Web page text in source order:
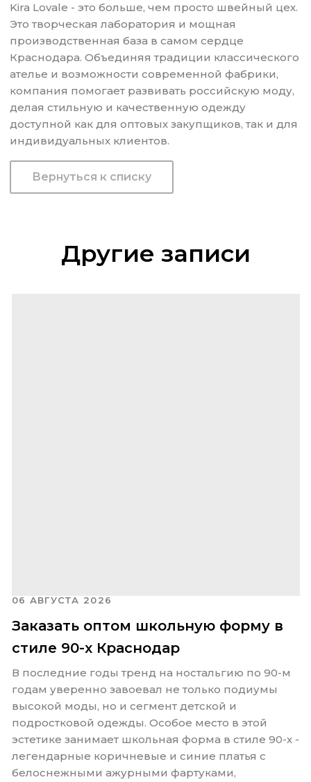
Kira Lovale - это больше, чем просто швейный цех.
Это творческая лаборатория и мощная
производственная база в самом сердце
Краснодара. Объединяя традиции классического
ателье и возможности современной фабрики,
компания помогает развивать российскую моду,
делая стильную и качественную одежду
доступной как для оптовых закупщиков, так и для
индивидуальных клиентов.
Вернуться к списку
Другие записи
06 АВГУСТА 2026
Заказать оптом школьную форму в
стиле 90-х Краснодар
В последние годы тренд на ностальгию по 90-м
годам уверенно завоевал не только подиумы
высокой моды, но и сегмент детской и
подростковой одежды. Особое место в этой
эстетике занимает школьная форма в стиле 90-х -
легендарные коричневые и синие платья с
белоснежными ажурными фартуками,